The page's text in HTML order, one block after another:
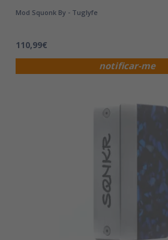
notificar-me
Mod Squonk By - Tuglyfe
110,99€